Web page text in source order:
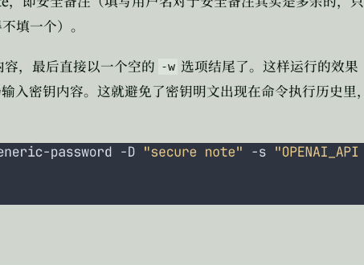
填一个）。
容，最后直接以一个空的 -w 选项结尾了。这样运行的效果
入密钥内容。这就避免了密钥明文出现在命令执行历史里，